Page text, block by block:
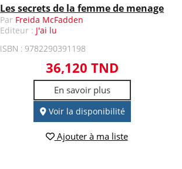
Les secrets de la femme de menage
Par Freida McFadden
Editeur : J'ai lu
ISBN : 9782290391198
36,120 TND
En savoir plus
Voir la disponibilité
Ajouter à ma liste